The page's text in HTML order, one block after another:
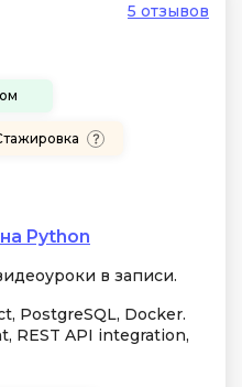
5 отзывов
Python
в записи.
PostgreSQL, Docker.
REST API integration,